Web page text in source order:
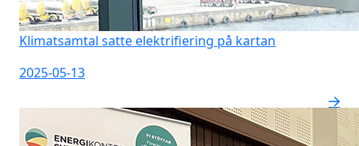
Klimatsamtal satte elektrifiering på kartan
2025-05-13